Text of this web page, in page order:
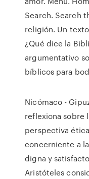
Search. Search
religión. Un
¿Qué dice la
argumentativo
bíblicos para
Nicómaco -
reflexiona sobre
perspectiva
concerniente a
digna y
Aristóteles